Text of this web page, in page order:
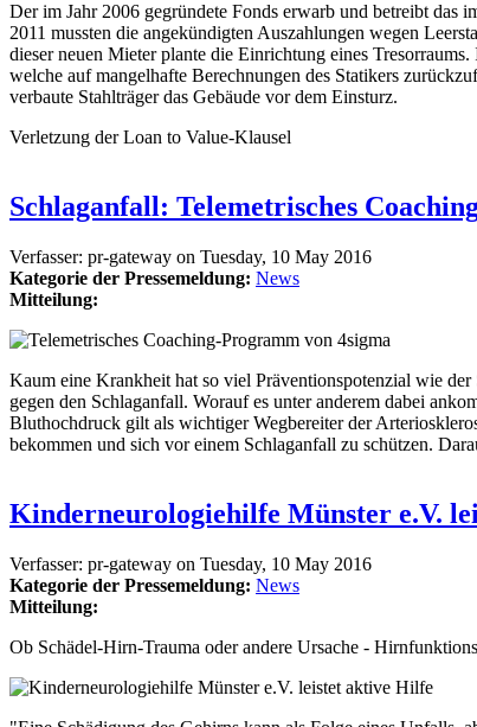
Der im Jahr 2006 gegründete Fonds erwarb und betreibt das
2011 mussten die angekündigten Auszahlungen wegen
dieser neuen Mieter plante die Einrichtung eines
welche auf mangelhafte Berechnungen des Statikers
verbaute Stahlträger das Gebäude vor dem Einsturz.
Verletzung der Loan to Value-Klausel
Schlaganfall: Telemetrisches
Verfasser: pr-gateway on Tuesday, 10 May 2016
Kategorie der Pressemeldung: News
Mitteilung:
Kaum eine Krankheit hat so viel Präventionspotenzial wie
gegen den Schlaganfall. Worauf es unter anderem dabei
Bluthochdruck gilt als wichtiger Wegbereiter der
bekommen und sich vor einem Schlaganfall zu schützen.
Kinderneurologiehilfe Münster e.V.
Verfasser: pr-gateway on Tuesday, 10 May 2016
Kategorie der Pressemeldung: News
Mitteilung:
Ob Schädel-Hirn-Trauma oder andere Ursache -